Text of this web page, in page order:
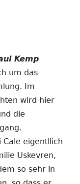
Kemp
um das
Im
wird hier
die
Cale eigentllich
Uskevren,
so sehr in